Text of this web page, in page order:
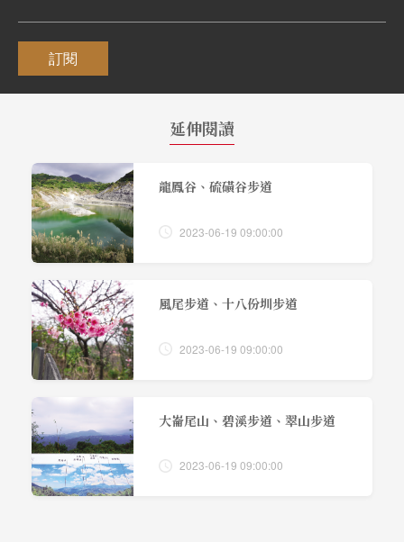
訂閱
延伸閱讀
龍鳳谷、硫磺谷步道
2023-06-19 09:00:00
風尾步道、十八份圳步道
2023-06-19 09:00:00
大崙尾山、碧溪步道、翠山步道
2023-06-19 09:00:00